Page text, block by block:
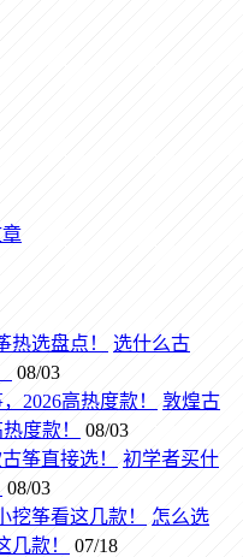
选什么古
08/03
敦煌古
度款！
08/03
初学者买什
08/03
怎么选
款！
07/18